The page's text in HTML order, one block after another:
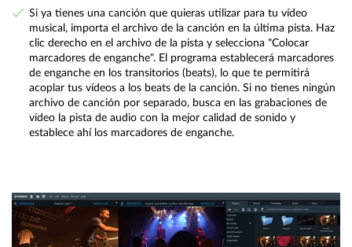
Si ya tienes una canción que quieras utilizar para tu vídeo
musical, importa el archivo de la canción en la última pista. Haz
clic derecho en el archivo de la pista y selecciona "Colocar
marcadores de enganche". El programa establecerá marcadores
de enganche en los transitorios (beats), lo que te permitirá
acoplar tus vídeos a los beats de la canción. Si no tienes ningún
archivo de canción por separado, busca en las grabaciones de
vídeo la pista de audio con la mejor calidad de sonido y
establece ahí los marcadores de enganche.